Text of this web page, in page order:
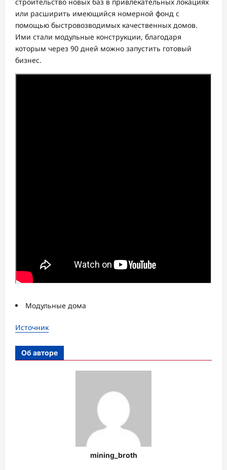
или расширить имеющийся номерной фонд с
помощью быстровозводимых качественных домов.
Ими стали модульные конструкции, благодаря
которым через 90 дней можно запустить готовый
бизнес.
Модульные дома
Источник
Об авторе
mining_broth